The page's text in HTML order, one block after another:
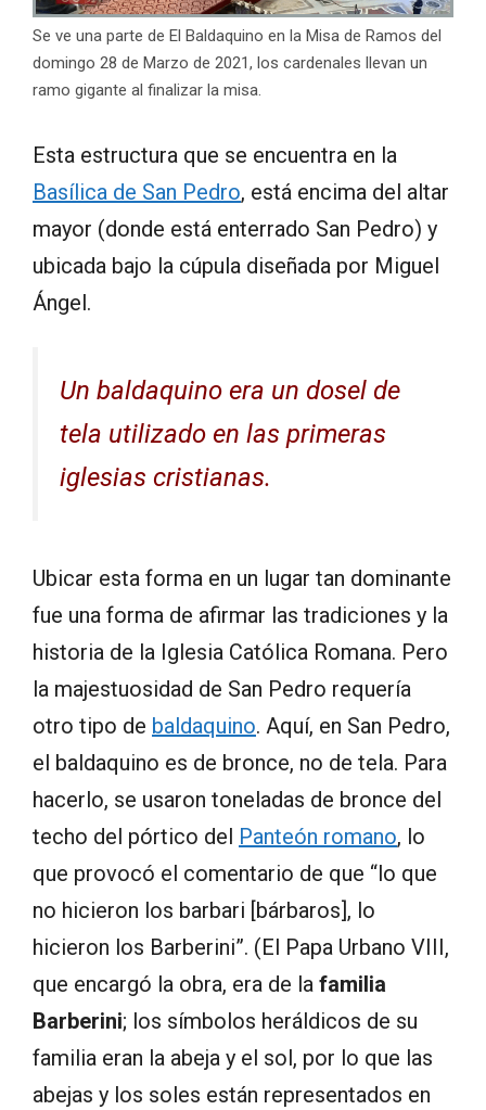
Se ve una parte de El Baldaquino en la Misa de Ramos del
domingo 28 de Marzo de 2021, los cardenales llevan un
ramo gigante al finalizar la misa.
Esta estructura que se encuentra en la
Basílica de San Pedro, está encima del altar
mayor (donde está enterrado San Pedro) y
ubicada bajo la cúpula diseñada por Miguel
Ángel.
Un baldaquino era un dosel de
tela utilizado en las primeras
iglesias cristianas.
Ubicar esta forma en un lugar tan dominante
fue una forma de afirmar las tradiciones y la
historia de la Iglesia Católica Romana. Pero
la majestuosidad de San Pedro requería
otro tipo de baldaquino. Aquí, en San Pedro,
el baldaquino es de bronce, no de tela. Para
hacerlo, se usaron toneladas de bronce del
techo del pórtico del Panteón romano, lo
que provocó el comentario de que “lo que
no hicieron los barbari [bárbaros], lo
hicieron los Barberini”. (El Papa Urbano VIII,
que encargó la obra, era de la familia
Barberini; los símbolos heráldicos de su
familia eran la abeja y el sol, por lo que las
abejas y los soles están representados en